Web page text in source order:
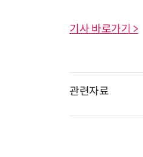
기사 바로가기 >
관련자료